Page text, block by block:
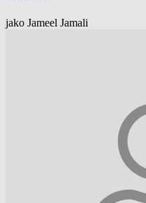
jako Jameel Jamali